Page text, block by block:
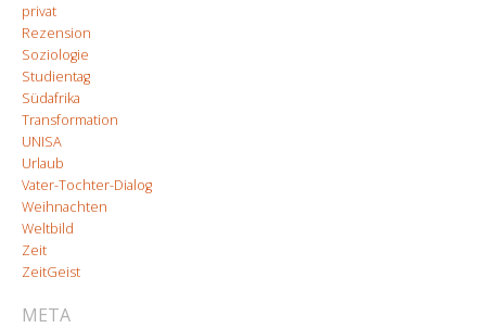
privat
Rezension
Soziologie
Studientag
Südafrika
Transformation
UNISA
Urlaub
Vater-Tochter-Dialog
Weihnachten
Weltbild
Zeit
ZeitGeist
META